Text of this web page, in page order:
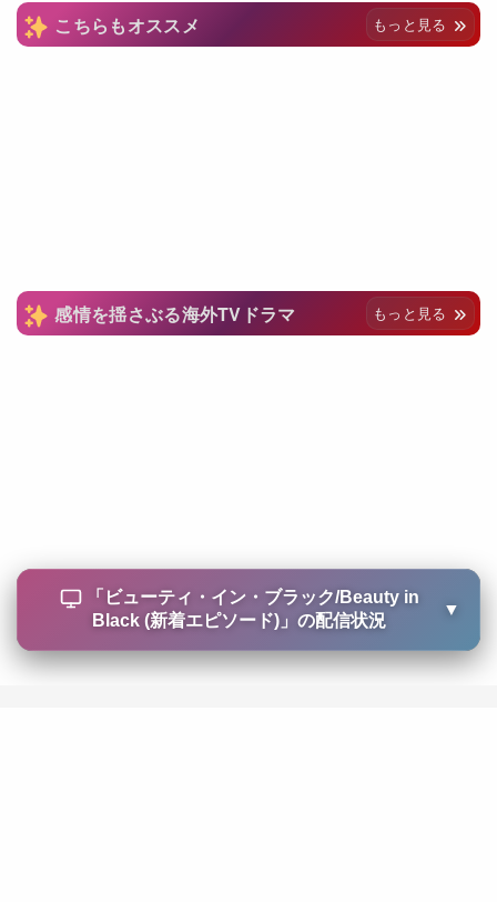
こちらもオススメ もっと見る
感情を揺さぶる海外TVドラマ もっと見る
「 ビューティ・イン・ブラック/Beauty in
Black (新着エピソード) 」の配信状況
▼